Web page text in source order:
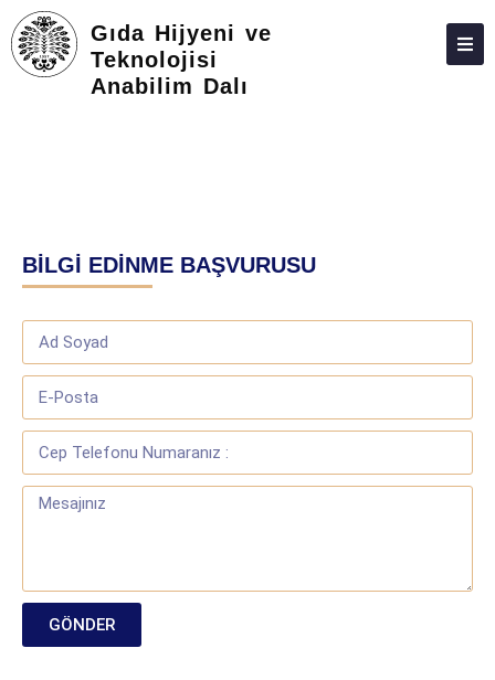
Gıda Hijyeni ve
Teknolojisi
Anabilim Dalı
HAKKIMIZDA
TOPLUMA KATKI
ADAY ÖĞRENCILER
İLETIŞIM
BİLGİ EDİNME BAŞVURUSU
GÖNDER